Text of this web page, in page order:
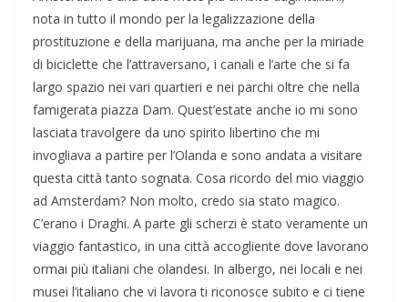
nota in tutto il mondo per la legalizzazione della
prostituzione e della marijuana, ma anche per la miriade
di biciclette che l’attraversano, i canali e l’arte che si fa
largo spazio nei vari quartieri e nei parchi oltre che nella
famigerata piazza Dam. Quest’estate anche io mi sono
lasciata travolgere da uno spirito libertino che mi
invogliava a partire per l’Olanda e sono andata a visitare
questa città tanto sognata. Cosa ricordo del mio viaggio
ad Amsterdam? Non molto, credo sia stato magico.
C’erano i Draghi. A parte gli scherzi è stato veramente un
viaggio fantastico, in una città accogliente dove lavorano
ormai più italiani che olandesi. In albergo, nei locali e nei
musei l’italiano che vi lavora ti riconosce subito e ci tiene